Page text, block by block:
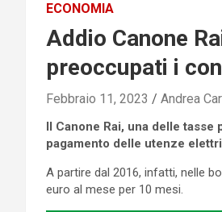
ECONOMIA
Addio Canone
preoccupati i
Febbraio 11, 2023 Andrea
Il Canone Rai, una delle
pagamento delle utenze
A partire dal 2016, infatti, nelle
euro al mese per 10 mesi.